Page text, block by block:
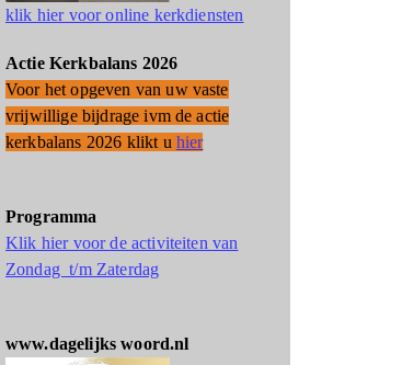
klik hier voor online kerkdiensten
Actie Kerkbalans 2026
Voor het opgeven van uw vaste
vrijwillige bijdrage ivm de actie
kerkbalans 2026 klikt u hier
Programma
Klik hier voor de activiteiten van
Zondag t/m Zaterdag
www.dagelijks woord.nl